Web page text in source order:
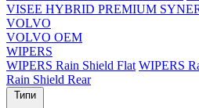
VISEE HYBRID PREMIUM
VOLVO
VOLVO OEM
WIPERS
WIPERS Rain Shield Flat WIPERS
Rain Shield Rear
Типи